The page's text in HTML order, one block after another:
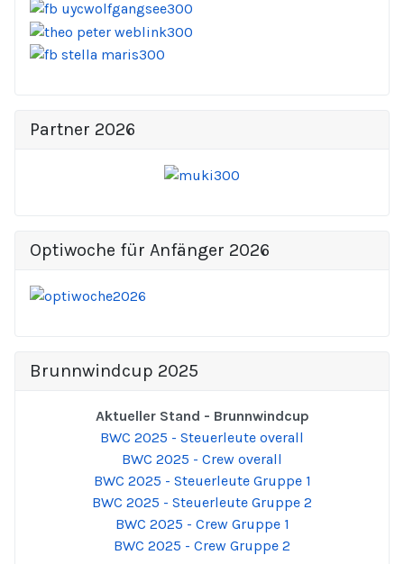
Partner 2026
Optiwoche für Anfänger 2026
Brunnwindcup 2025
Aktueller Stand - Brunnwindcup
BWC 2025 - Steuerleute overall
BWC 2025 - Crew overall
BWC 2025 - Steuerleute Gruppe 1
BWC 2025 - Steuerleute Gruppe 2
BWC 2025 - Crew Gruppe 1
BWC 2025 - Crew Gruppe 2